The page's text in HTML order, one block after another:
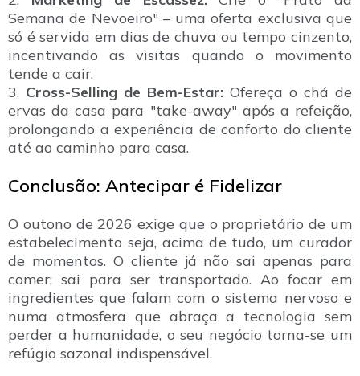
Semana de Nevoeiro" – uma oferta exclusiva que
só é servida em dias de chuva ou tempo cinzento,
incentivando as visitas quando o movimento
tende a cair.
3. Cross-Selling de Bem-Estar: Ofereça o chá de
ervas da casa para "take-away" após a refeição,
prolongando a experiência de conforto do cliente
até ao caminho para casa.
Conclusão: Antecipar é Fidelizar
O outono de 2026 exige que o proprietário de um
estabelecimento seja, acima de tudo, um curador
de momentos. O cliente já não sai apenas para
comer; sai para ser transportado. Ao focar em
ingredientes que falam com o sistema nervoso e
numa atmosfera que abraça a tecnologia sem
perder a humanidade, o seu negócio torna-se um
refúgio sazonal indispensável.